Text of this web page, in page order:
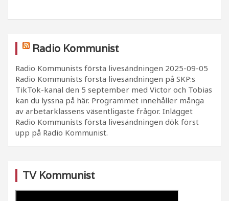
Radio Kommunist
Radio Kommunists första livesändningen 2025-09-05
Radio Kommunists första livesändningen på SKP:s
TikTok-kanal den 5 september med Victor och Tobias
kan du lyssna på här. Programmet innehåller många
av arbetarklassens väsentligaste frågor. Inlägget
Radio Kommunists första livesändningen dök först
upp på Radio Kommunist.
TV Kommunist